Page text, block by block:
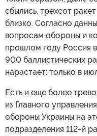
сбылись, трехсот
близко. Согласно
вопросам обороны и
прошлом году Россия
900 баллистических
нарастает: только в
Есть и еще более
из Главного
обороны Украины на
подразделения 112-й